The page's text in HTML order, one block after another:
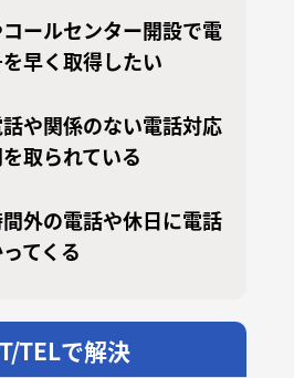
ールセンター開設で電
早く取得したい
や関係のない電話対応
取られている
外の電話や休日に電話
てくる
TELで解決